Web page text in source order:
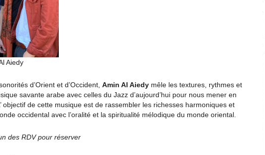
Aiedy
d’Orient et d’Occident, Amin Al Aiedy mêle les textures, rythmes et
savante arabe avec celles du Jazz d’aujourd’hui pour nous mener en
objectif de cette musique est de rassembler les richesses harmoniques et
occidental avec l’oralité et la spiritualité mélodique du monde oriental.
des RDV pour réserver